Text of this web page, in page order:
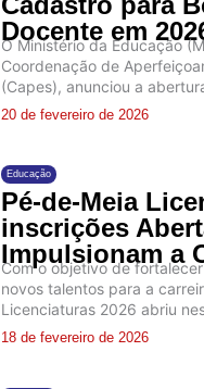
Docente em
O Ministério da Educação
Coordenação de
(Capes), anunciou a
20 de fevereiro de 2026
Educação
Pé-de-Meia
inscrições
Impulsionam a
Com o objetivo de
novos talentos para a
Licenciaturas 2026 abriu
18 de fevereiro de 2026